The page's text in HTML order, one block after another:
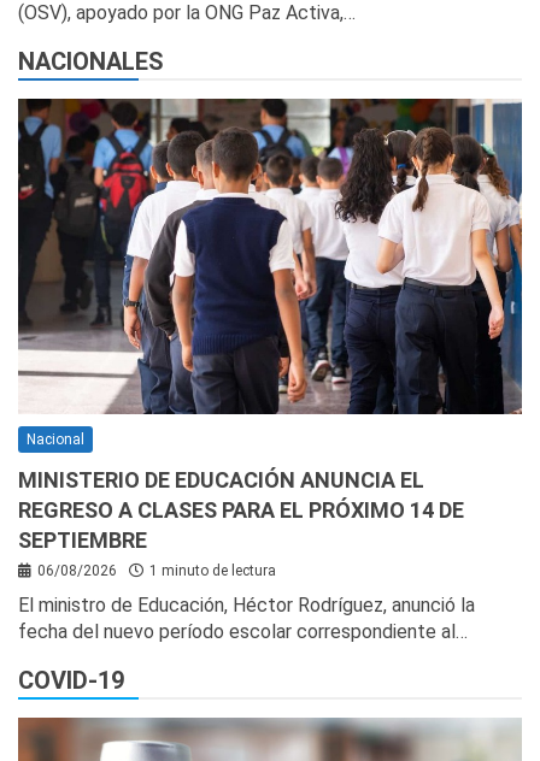
(OSV), apoyado por la ONG Paz Activa,…
NACIONALES
Nacional
MINISTERIO DE EDUCACIÓN ANUNCIA EL
REGRESO A CLASES PARA EL PRÓXIMO 14 DE
SEPTIEMBRE
06/08/2026 1 minuto de lectura
El ministro de Educación, Héctor Rodríguez, anunció la
fecha del nuevo período escolar correspondiente al…
COVID-19